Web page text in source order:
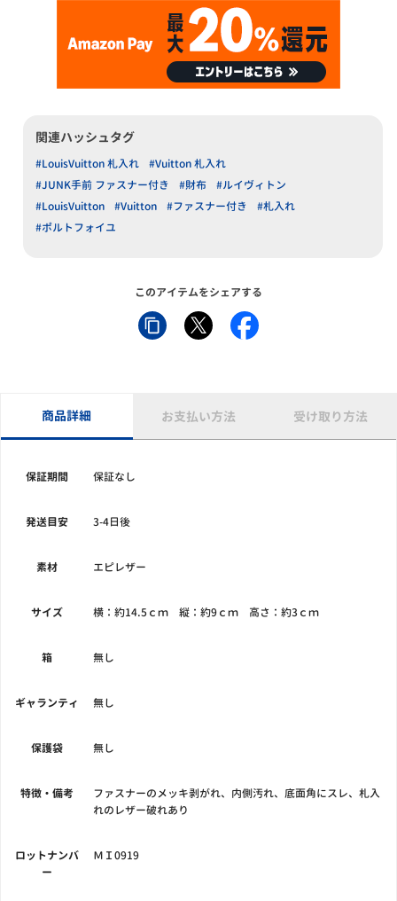
関連ハッシュタグ
#LouisVuitton 札入れ
#Vuitton 札入れ
#JUNK手前 ファスナー付き
#財布
#ルイヴィトン
#LouisVuitton
#Vuitton #ファスナー付き
#札入れ
#ポルトフォイユ
このアイテムをシェアする
商品詳細 お支払い方法 受け取り方法
保証期間 保証なし
発送目安 3-4日後
素材 エピレザー
サイズ 横：約14.5ｃｍ 縦：約9ｃｍ 高さ：約3ｃｍ
箱 無し
ギャランティ 無し
保護袋 無し
特徴・備考
ファスナーのメッキ剥がれ、内側汚れ、底面角にスレ、札入
れのレザー破れあり
ロットナンバ
ー
ＭＩ0919